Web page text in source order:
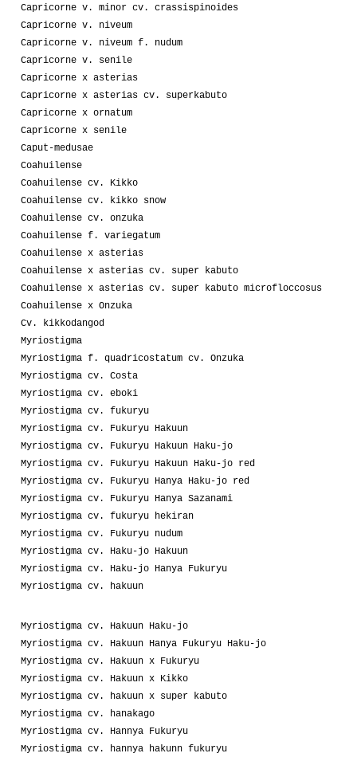
Capricorne v. minor cv. crassispinoides
Capricorne v. niveum
Capricorne v. niveum f. nudum
Capricorne v. senile
Capricorne x asterias
Capricorne x asterias cv. superkabuto
Capricorne x ornatum
Capricorne x senile
Caput-medusae
Coahuilense
Coahuilense cv. Kikko
Coahuilense cv. kikko snow
Coahuilense cv. onzuka
Coahuilense f. variegatum
Coahuilense x asterias
Coahuilense x asterias cv. super kabuto
Coahuilense x asterias cv. super kabuto microfloccosus
Coahuilense x Onzuka
Cv. kikkodangod
Myriostigma
Myriostigma f. quadricostatum cv. Onzuka
Myriostigma cv. Costa
Myriostigma cv. eboki
Myriostigma cv. fukuryu
Myriostigma cv. Fukuryu Hakuun
Myriostigma cv. Fukuryu Hakuun Haku-jo
Myriostigma cv. Fukuryu Hakuun Haku-jo red
Myriostigma cv. Fukuryu Hanya Haku-jo red
Myriostigma cv. Fukuryu Hanya Sazanami
Myriostigma cv. fukuryu hekiran
Myriostigma cv. Fukuryu nudum
Myriostigma cv. Haku-jo Hakuun
Myriostigma cv. Haku-jo Hanya Fukuryu
Myriostigma cv. hakuun
Myriostigma cv. Hakuun Haku-jo
Myriostigma cv. Hakuun Hanya Fukuryu Haku-jo
Myriostigma cv. Hakuun x Fukuryu
Myriostigma cv. Hakuun x Kikko
Myriostigma cv. hakuun x super kabuto
Myriostigma cv. hanakago
Myriostigma cv. Hannya Fukuryu
Myriostigma cv. hannya hakunn fukuryu